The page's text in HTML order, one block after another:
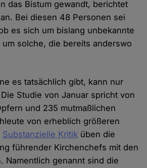
das Bistum gewandt, berichtet
Bei diesen 48 Personen sei
es sich um bislang unbekannte
solche, die bereits anderswo
es tatsächlich gibt, kann nur
Studie von Januar spricht von
und 235 mutmaßlichen
von erheblich größeren
Substanzielle Kritik üben die
führender Kirchenchefs mit den
Namentlich genannt sind die